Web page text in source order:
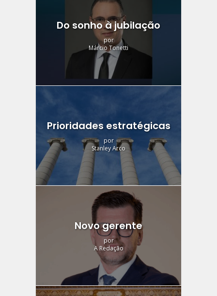
Do sonho à jubilação
por
Márcio Tonetti
Prioridades estratégicas
por
Stanley Arco
Novo gerente
por
A Redação